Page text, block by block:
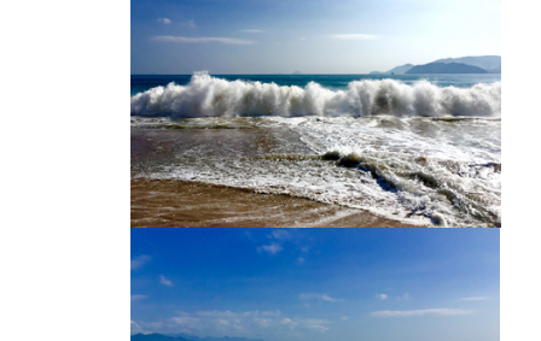
越南海滩